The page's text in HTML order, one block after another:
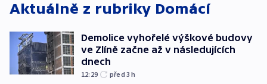
Aktuálně z rubriky Domácí
Demolice vyhořelé výškové budovy
ve Zlíně začne až v následujících
dnech
12:29 před 3h